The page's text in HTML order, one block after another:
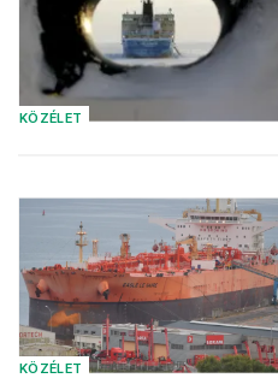
KÖZÉLET
KÖZÉLET